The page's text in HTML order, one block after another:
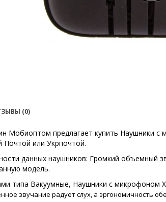
(0)
Мобиоптом предлагает купить Наушники
Почтой или Укрпочтой.
данных наушников: Громкий объемный
модель.
типа Вакуумные, Наушники с микрофоном
звучание радует слух, а эргономичность